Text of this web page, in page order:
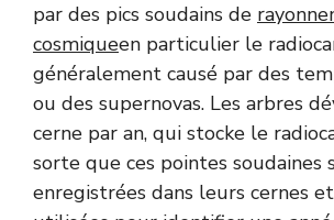
par des pics soudains de
cosmiqueen particulier le
généralement causé par des
ou des supernovas. Les arbres
cerne par an, qui stocke le
sorte que ces pointes soudaines
enregistrées dans leurs cernes